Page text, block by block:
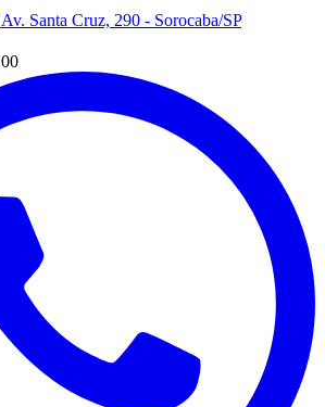
Av. Santa Cruz, 290 - Sorocaba/SP